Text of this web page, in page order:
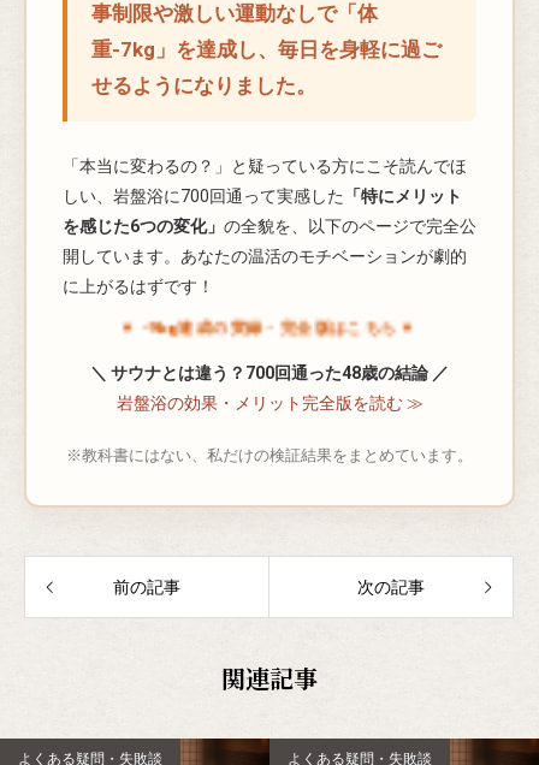
事制限や激しい運動なしで「体
重-7kg」を達成し、毎日を身軽に過ご
せるようになりました。
「本当に変わるの？」と疑っている方にこそ読んでほ
しい、岩盤浴に700回通って実感した
「特にメリット
を感じた6つの変化」 の全貌を、以下のページで完全公
開しています。あなたの温活のモチベーションが劇的
に上がるはずです！
▼ -9kg達成の実録・完全版はこちら ▼
＼ サウナとは違う？700回通った48歳の結論 ／
岩盤浴の効果・メリット完全版を読む ≫
※教科書にはない、私だけの検証結果をまとめています。
前の記事 次の記事
関連記事
よくある疑問・失敗談 よくある疑問・失敗談